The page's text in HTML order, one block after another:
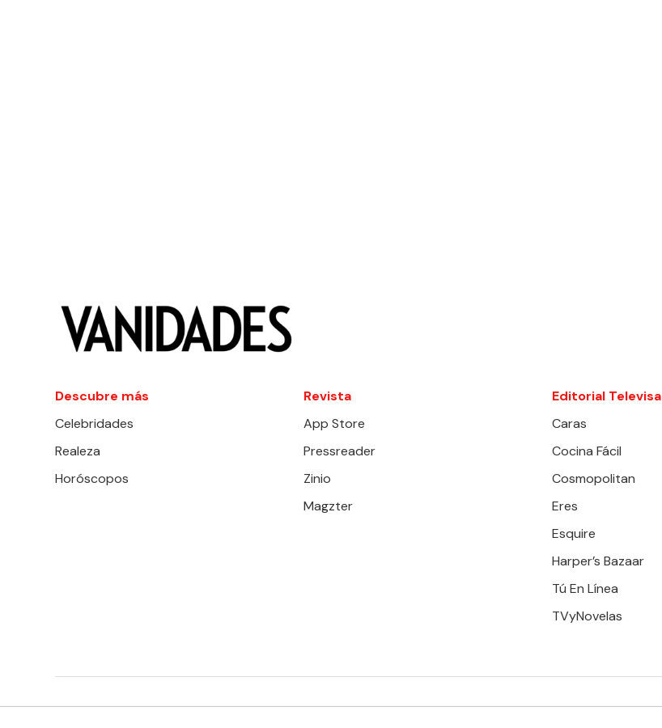
Descubre más
Celebridades
Realeza
Horóscopos
Revista
App Store
Pressreader
Zinio
Magzter
Editorial Televisa
Caras
Cocina Fácil
Cosmopolitan
Eres
Esquire
Harper’s Bazaar
Tú En Línea
TVyNovelas
EDITORIAL TELEVISA S.A. DE C.V. TODOS LOS DERECHOS RESERVADOS. TBG - EDITORIAL TELEVISA - LIFESTYLES